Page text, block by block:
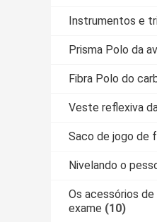
Instrumentos e
Prisma Polo da
Fibra Polo do
Veste reflexiva
Saco de jogo de
Nivelando o
Os acessórios
exame (10)